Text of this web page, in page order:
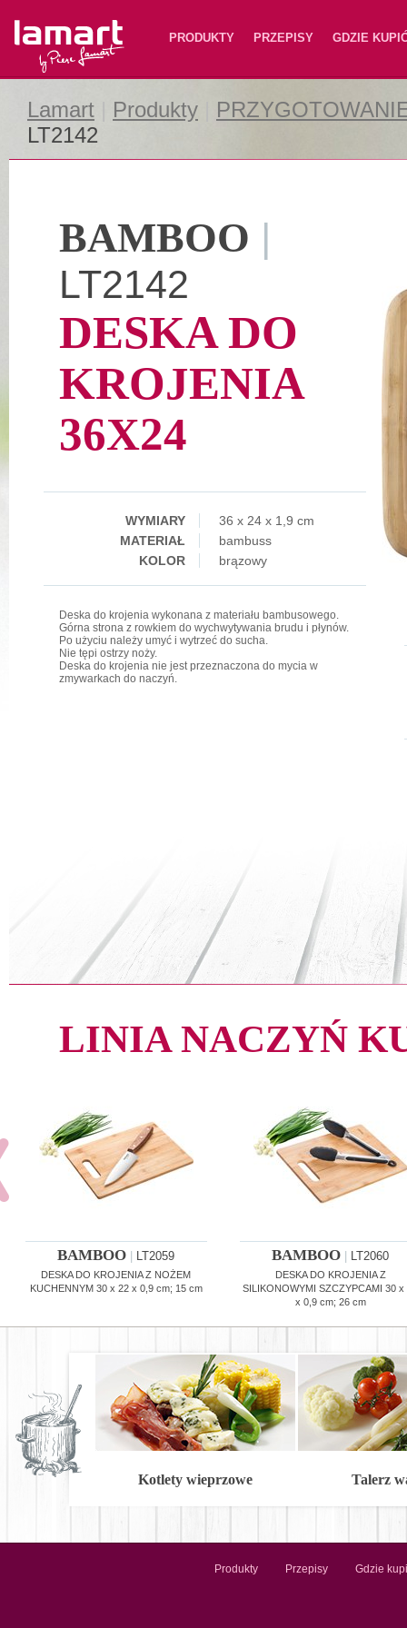
Lamart PRODUKTY PRZEPISY GDZIE
Lamart Produkty
LT2142
BAMBOO |
LT2142
DESKA DO
KROJENIA
36X24
WYMIARY
36 x 24 x 1,9 cm
MATERIAŁ
bambuss
KOLOR
brązowy
Deska do krojenia wykonana z materiału bambusowego.
Górna strona z rowkiem do wychwytywania brudu i płynów.
Po użyciu należy umyć i wytrzeć do sucha.
Nie tępi ostrzy noży.
Deska do krojenia nie jest przeznaczona do mycia w
zmywarkach do naczyń.
LINIA NACZYŃ
BAMBOO LT2059
DESKA DO KROJENIA Z NOŻEM
KUCHENNYM 30 x 22 x 0,9 cm; 15 cm
BAMBOO LT2060
DESKA DO KROJENIA Z
SILIKONOWYMI SZCZYPCAMI 30 x
x 0,9 cm; 26 cm
Kotlety wieprzowe Talerz
Produkty Przepisy Gdzie